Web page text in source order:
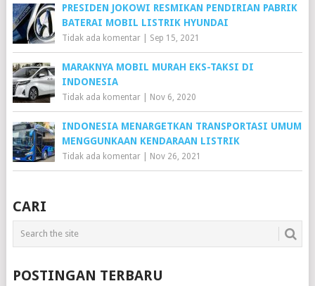
PRESIDEN JOKOWI RESMIKAN PENDIRIAN PABRIK
BATERAI MOBIL LISTRIK HYUNDAI
Tidak ada komentar| Sep 15, 2021
MARAKNYA MOBIL MURAH EKS-TAKSI DI
INDONESIA
Tidak ada komentar| Nov 6, 2020
INDONESIA MENARGETKAN TRANSPORTASI UMUM
MENGGUNKAAN KENDARAAN LISTRIK
Tidak ada komentar| Nov 26, 2021
CARI
POSTINGAN TERBARU